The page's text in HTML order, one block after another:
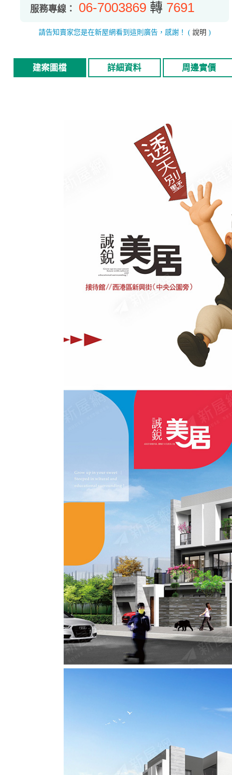
服務專線： 06-7003869 轉 7691
請告知賣家您是在新屋網看到這則廣告，感謝！ ( 說明 )
建案圖檔 詳細資料 周邊實價